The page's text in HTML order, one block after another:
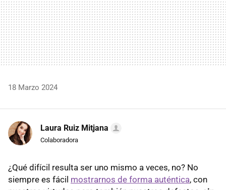
18 Marzo 2024
Laura Ruiz Mitjana
Colaboradora
¿Qué difícil resulta ser uno mismo a veces, no? No
siempre es fácil mostrarnos de forma auténtica, con